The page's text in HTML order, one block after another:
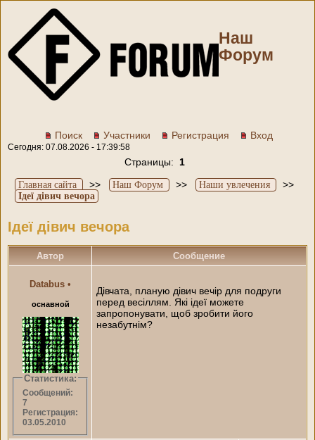
Наш
Форум
Поиск Участники Регистрация Вход
Сегодня: 07.08.2026 - 17:39:58
Страницы: 1
Главная сайта >> Наш Форум >> Наши увлечения >>
Ідеї дівич вечора
Ідеї дівич вечора
Автор Сообщение
Databus •
оснавной
Статистика:
Сообщений:
7
Регистрация:
03.05.2010
Дівчата, планую дівич вечір для подруги
перед весіллям. Які ідеї можете
запропонувати, щоб зробити його
незабутнім?